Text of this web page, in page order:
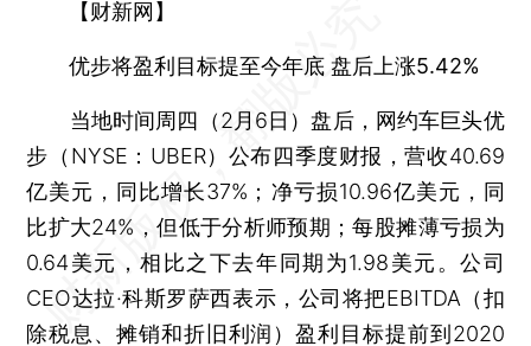
【财新网】
优步将盈利目标提至今年底 盘后上涨5.42%
当地时间周四（2月6日）盘后，网约车巨头优
步（NYSE：UBER）公布四季度财报，营收40.69
亿美元，同比增长37%；净亏损10.96亿美元，同
比扩大24%，但低于分析师预期；每股摊薄亏损为
0.64美元，相比之下去年同期为1.98美元。公司
CEO达拉·科斯罗萨西表示，公司将把EBITDA（扣
除税息、摊销和折旧利润）盈利目标提前到2020